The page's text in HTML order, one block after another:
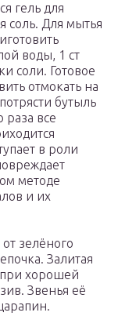
гель для
соль. Для мытья
воды, 1 ст
соли. Готовое
отмокать на
бутыль
все
в роли
методе
и их
зелёного
Залитая
хорошей
Звенья её